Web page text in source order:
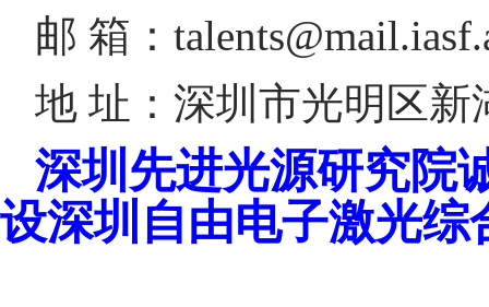
邮 箱：
地 址：深圳市光明区新
深圳先进光源研究院
设深圳自由电子激光综